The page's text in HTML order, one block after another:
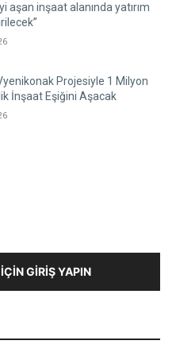
aşan inşaat alanında yatırım
Projesiyle 1 Milyon
İnşaat Eşiğini Aşacak
GIRIŞ YAPIN